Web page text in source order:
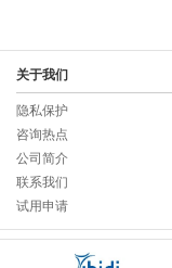
关于我们
隐私保护
咨询热点
公司简介
联系我们
试用申请